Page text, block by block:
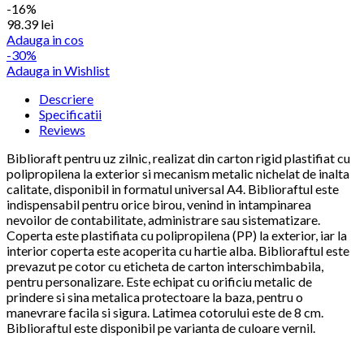
-16%
98.39lei
Adauga in cos
-30%
Adauga in Wishlist
Descriere
Specificatii
Reviews
Biblioraft pentru uz zilnic, realizat din carton rigid plastifiat cu
polipropilena la exterior si mecanism metalic nichelat de inalta
calitate, disponibil in formatul universal A4. Biblioraftul este
indispensabil pentru orice birou, venind in intampinarea
nevoilor de contabilitate, administrare sau sistematizare.
Coperta este plastifiata cu polipropilena (PP) la exterior, iar la
interior coperta este acoperita cu hartie alba. Biblioraftul este
prevazut pe cotor cu eticheta de carton interschimbabila,
pentru personalizare. Este echipat cu orificiu metalic de
prindere si sina metalica protectoare la baza, pentru o
manevrare facila si sigura. Latimea cotorului este de 8 cm.
Biblioraftul este disponibil pe varianta de culoare vernil.